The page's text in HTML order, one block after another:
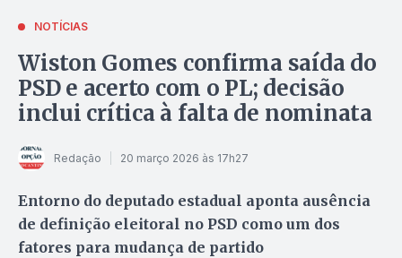
NOTÍCIAS
Wiston Gomes confirma saída do
PSD e acerto com o PL; decisão
inclui crítica à falta de nominata
Redação 20 março 2026 às 17h27
Entorno do deputado estadual aponta ausência
de definição eleitoral no PSD como um dos
fatores para mudança de partido